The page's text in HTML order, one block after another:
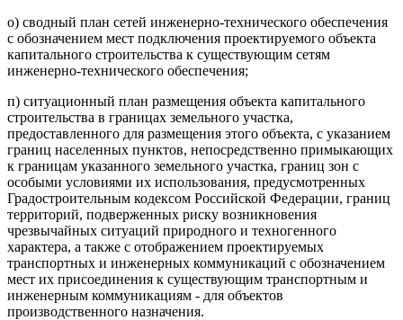
о) сводный план сетей инженерно-технического обеспечения
с обозначением мест подключения проектируемого объекта
капитального строительства к существующим сетям
инженерно-технического обеспечения;
п) ситуационный план размещения объекта капитального
строительства в границах земельного участка,
предоставленного для размещения этого объекта, с указанием
границ населенных пунктов, непосредственно примыкающих
к границам указанного земельного участка, границ зон с
особыми условиями их использования, предусмотренных
Градостроительным кодексом Российской Федерации, границ
территорий, подверженных риску возникновения
чрезвычайных ситуаций природного и техногенного
характера, а также с отображением проектируемых
транспортных и инженерных коммуникаций с обозначением
мест их присоединения к существующим транспортным и
инженерным коммуникациям - для объектов
производственного назначения.